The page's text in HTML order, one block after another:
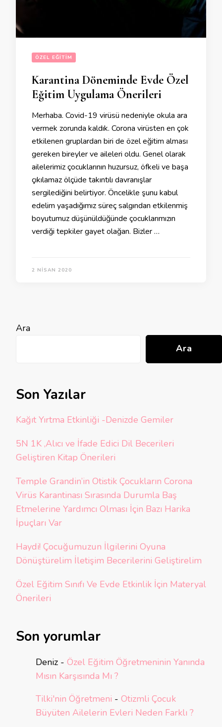
ÖZEL EĞITIM
Karantina Döneminde Evde Özel
Eğitim Uygulama Önerileri
Merhaba. Covid-19 virüsü nedeniyle okula ara
vermek zorunda kaldık. Corona virüsten en çok
etkilenen gruplardan biri de özel eğitim alması
gereken bireyler ve aileleri oldu. Genel olarak
ailelerimiz çocuklarının huzursuz, öfkeli ve başa
çıkılamaz ölçüde takıntılı davranışlar
sergilediğini belirtiyor. Öncelikle şunu kabul
edelim yaşadığımız süreç salgından etkilenmiş
boyutumuz düşünüldüğünde çocuklarımızın
verdiği tepkiler gayet olağan. Bizler …
2 NISAN 2020
Ara
Ara
Son Yazılar
Kağıt Yırtma Etkinliği -Denizde Gemiler
5N 1K ,Alıcı ve İfade Edici Dil Becerileri
Geliştiren Kitap Önerileri
Temple Grandin’in Otistik Çocukların Corona
Virüs Karantinası Sırasında Durumla Baş
Etmelerine Yardımcı Olması İçin Bazı Harika
İpuçları Var
Haydi! Çocuğumuzun İlgilerini Oyuna
Dönüştürelim İletişim Becerilerini Geliştirelim
Özel Eğitim Sınıfı Ve Evde Etkinlik İçin Materyal
Önerileri
Son yorumlar
Deniz - Özel Eğitim Öğretmeninin Yanında
Mısın Karşısında Mı ?
Tilki'nin Öğretmeni - Otizmli Çocuk
Büyüten Ailelerin Evleri Neden Farklı ?